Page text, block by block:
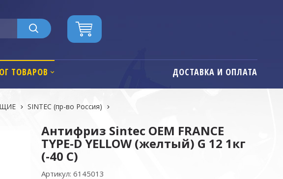
ТОВАРОВ ДОСТАВКА И ОПЛАТА
SINTEC (пр-во Россия)
Антифриз Sintec OEM FRANCE
TYPE-D YELLOW (желтый) G 12 1кг
(-40 С)
Артикул: 6145013